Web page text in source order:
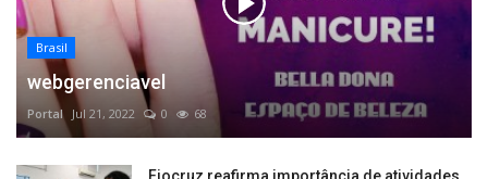
Brasil
webgerenciavel
Portal Jul 21, 2022 0 68